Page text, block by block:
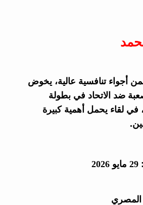
2026 ضمن أجواء تنافسية عالية، يخوض
ضد الاتحاد في بطولة
في لقاء يحمل أهمية كبيرة
29 مايو 2026
المصري